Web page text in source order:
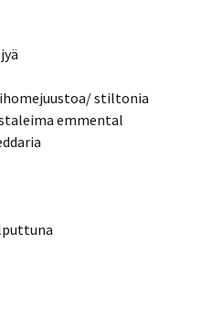
stiltonia
emmental